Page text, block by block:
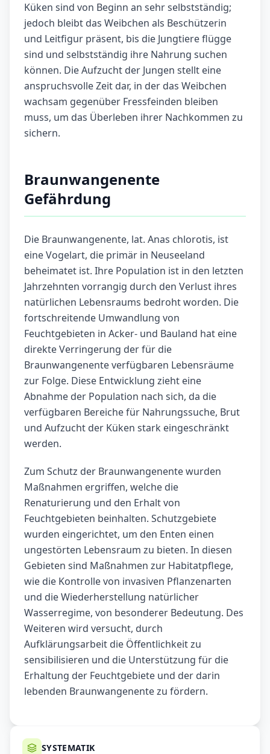
Küken sind von Beginn an sehr selbstständig;
jedoch bleibt das Weibchen als Beschützerin
und Leitfigur präsent, bis die Jungtiere flügge
sind und selbstständig ihre Nahrung suchen
können. Die Aufzucht der Jungen stellt eine
anspruchsvolle Zeit dar, in der das Weibchen
wachsam gegenüber Fressfeinden bleiben
muss, um das Überleben ihrer Nachkommen zu
sichern.
Braunwangenente
Gefährdung
Die Braunwangenente, lat. Anas chlorotis, ist
eine Vogelart, die primär in Neuseeland
beheimatet ist. Ihre Population ist in den letzten
Jahrzehnten vorrangig durch den Verlust ihres
natürlichen Lebensraums bedroht worden. Die
fortschreitende Umwandlung von
Feuchtgebieten in Acker- und Bauland hat eine
direkte Verringerung der für die
Braunwangenente verfügbaren Lebensräume
zur Folge. Diese Entwicklung zieht eine
Abnahme der Population nach sich, da die
verfügbaren Bereiche für Nahrungssuche, Brut
und Aufzucht der Küken stark eingeschränkt
werden.
Zum Schutz der Braunwangenente wurden
Maßnahmen ergriffen, welche die
Renaturierung und den Erhalt von
Feuchtgebieten beinhalten. Schutzgebiete
wurden eingerichtet, um den Enten einen
ungestörten Lebensraum zu bieten. In diesen
Gebieten sind Maßnahmen zur Habitatpflege,
wie die Kontrolle von invasiven Pflanzenarten
und die Wiederherstellung natürlicher
Wasserregime, von besonderer Bedeutung. Des
Weiteren wird versucht, durch
Aufklärungsarbeit die Öffentlichkeit zu
sensibilisieren und die Unterstützung für die
Erhaltung der Feuchtgebiete und der darin
lebenden Braunwangenente zu fördern.
SYSTEMATIK